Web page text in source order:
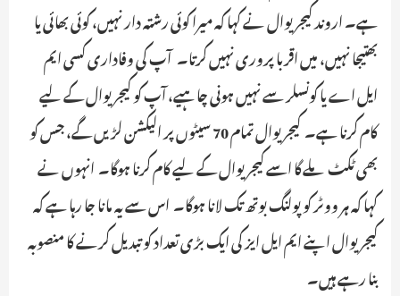
ہے۔ اروند کیجریوال نے کہا کہ میرا کوئی رشتہ دار نہیں، کوئی بھائی یا
بھتیجا نہیں، میں اقربا پروری نہیں کرتا۔ آپ کی وفاداری کسی ایم
ایل اے یا کونسلر سے نہیں ہونی چاہیے، آپ کو کیجریوال کے لیے
کام کرنا ہے۔ کیجریوال تمام 70 سیٹوں پر الیکشن لڑیں گے، جس کو
بھی ٹکٹ ملے گا اسے کیجریوال کے لیے کام کرنا ہوگا۔ انہوں نے
کہا کہ ہر ووٹر کو پولنگ بوتھ تک لانا ہوگا۔ اس سے یہ مانا جا رہا ہے کہ
کیجریوال اپنے ایم ایل ایز کی ایک بڑی تعداد کو تبدیل کرنے کا منصوبہ
بنا رہے ہیں۔